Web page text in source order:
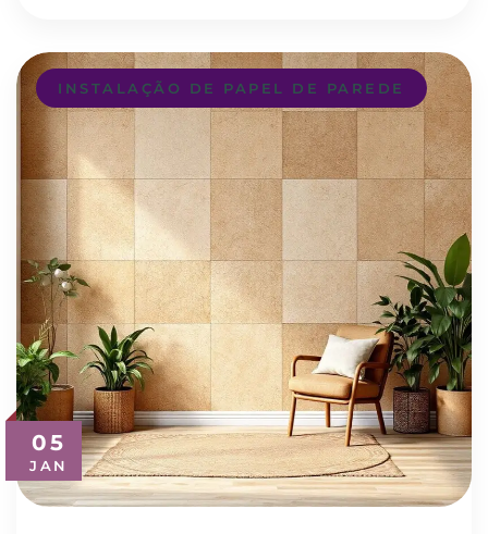
05
JAN
INSTALAÇÃO DE PAPEL DE PAREDE